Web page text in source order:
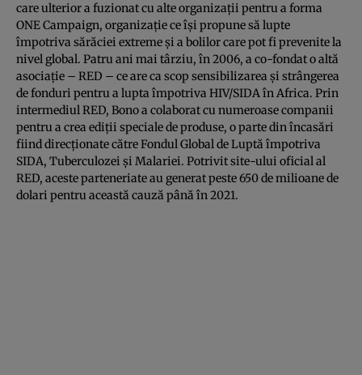
care ulterior a fuzionat cu alte organizații pentru a forma
ONE Campaign, organizație ce își propune să lupte
împotriva sărăciei extreme și a bolilor care pot fi prevenite la
nivel global. Patru ani mai târziu, în 2006, a co-fondat o altă
asociație – RED – ce are ca scop sensibilizarea și strângerea
de fonduri pentru a lupta împotriva HIV/SIDA în Africa. Prin
intermediul RED, Bono a colaborat cu numeroase companii
pentru a crea ediții speciale de produse, o parte din încasări
fiind direcționate către Fondul Global de Luptă împotriva
SIDA, Tuberculozei și Malariei. Potrivit site-ului oficial al
RED, aceste parteneriate au generat peste 650 de milioane de
dolari pentru această cauză până în 2021.